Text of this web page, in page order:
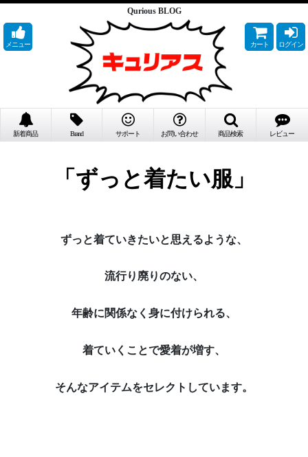
Qurious BLOG
「ずっと着たい服」
ずっと着ていきたいと思えるような、
流行り廃りのない、
年齢に関係なく身に付けられる、
着ていくことで愛着が増す、
そんなアイテムをセレクトしています。
メニュー カート ログイン
新着商品 Brand サポート お問い合わせ 商品検索 レビュー